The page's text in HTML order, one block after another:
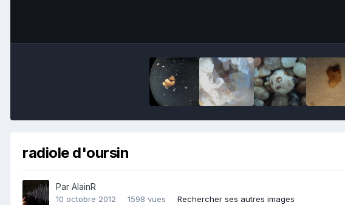
radiole d'oursin
Par AlainR
10 octobre 2012 1598 vues Rechercher ses autres images